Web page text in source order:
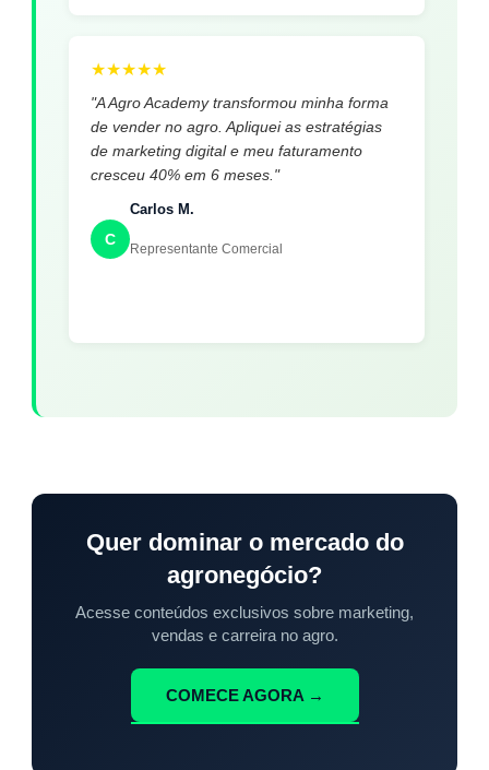
★★★★★
"A Agro Academy transformou minha forma
de vender no agro. Apliquei as estratégias
de marketing digital e meu faturamento
cresceu 40% em 6 meses."
C
Carlos M.
Representante Comercial
Quer dominar o mercado do
agronegócio?
Acesse conteúdos exclusivos sobre marketing,
vendas e carreira no agro.
COMECE AGORA →